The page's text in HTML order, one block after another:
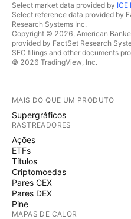
Select market data provided by ICE
Select reference data provided by
Research Systems Inc.
Copyright © 2026, American
provided by FactSet Research
SEC filings and other documents
© 2026 TradingView, Inc.
MAIS DO QUE UM PRODUTO
Supergráficos
RASTREADORES
Ações
ETFs
Títulos
Criptomoedas
Pares CEX
Pares DEX
Pine
MAPAS DE CALOR